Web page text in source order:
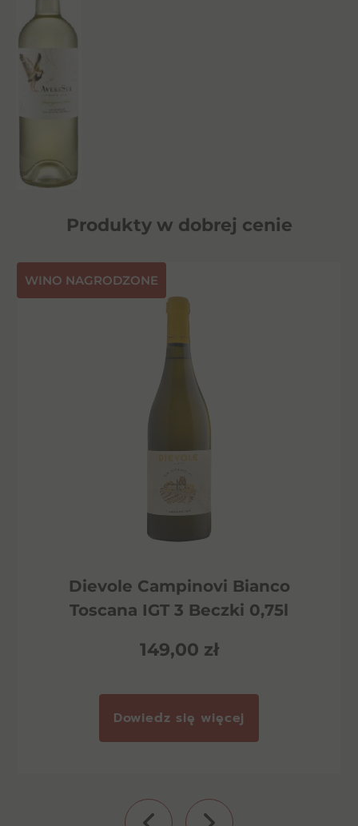
Produkty w dobrej cenie
⁠WINO NAGRODZONE
Dievole Campinovi Bianco
Toscana IGT 3 Beczki 0,75l
149,00 zł
Dowiedz się więcej